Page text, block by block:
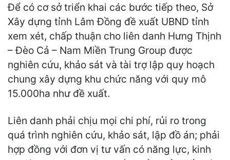
Để có cơ sở triển khai các bước tiếp theo, Sở
Xây dựng tỉnh Lâm Đồng đề xuất UBND tỉnh
xem xét, chấp thuận cho liên danh Hưng Thịnh
– Đèo Cả – Nam Miền Trung Group được
nghiên cứu, khảo sát và tài trợ lập quy hoạch
chung xây dựng khu chức năng với quy mô
15.000ha như đề xuất.
Liên danh phải chịu mọi chi phí, rủi ro trong
quá trình nghiên cứu, khảo sát, lập đồ án; phải
hợp đồng với đơn vị tư vấn có năng lực, kinh